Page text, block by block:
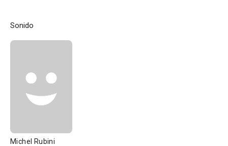
Sonido
Michel Rubini